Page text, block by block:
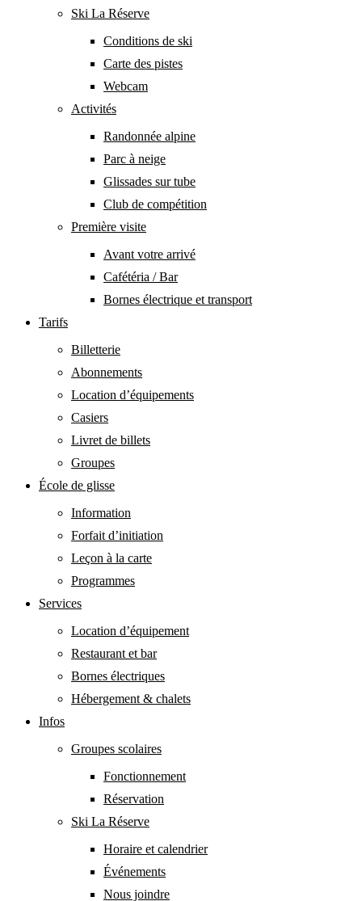
Ski La Réserve
Conditions de ski
Carte des pistes
Webcam
Activités
Randonnée alpine
Parc à neige
Glissades sur tube
Club de compétition
Première visite
Avant votre arrivé
Cafétéria / Bar
Bornes électrique et transport
Tarifs
Billetterie
Abonnements
Location d’équipements
Casiers
Livret de billets
Groupes
École de glisse
Information
Forfait d’initiation
Leçon à la carte
Programmes
Services
Location d’équipement
Restaurant et bar
Bornes électriques
Hébergement & chalets
Infos
Groupes scolaires
Fonctionnement
Réservation
Ski La Réserve
Horaire et calendrier
Événements
Nous joindre